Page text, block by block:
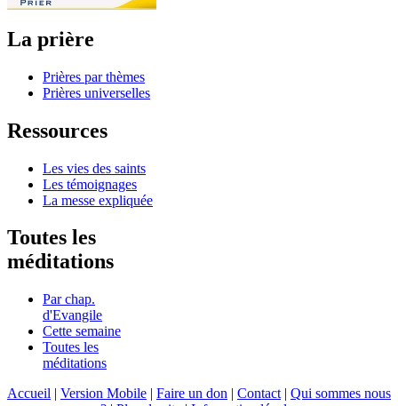
La prière
Prières par thèmes
Prières universelles
Ressources
Les vies des saints
Les témoignages
La messe expliquée
Toutes les
méditations
Par chap.
d'Evangile
Cette semaine
Toutes les
méditations
Accueil | Version Mobile | Faire un don | Contact | Qui sommes nous